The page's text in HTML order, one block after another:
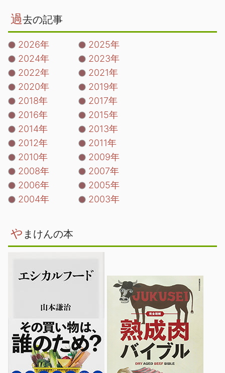
過去の記事
2026年
2025年
2024年
2023年
2022年
2021年
2020年
2019年
2018年
2017年
2016年
2015年
2014年
2013年
2012年
2011年
2010年
2009年
2008年
2007年
2006年
2005年
2004年
2003年
や まけんの本